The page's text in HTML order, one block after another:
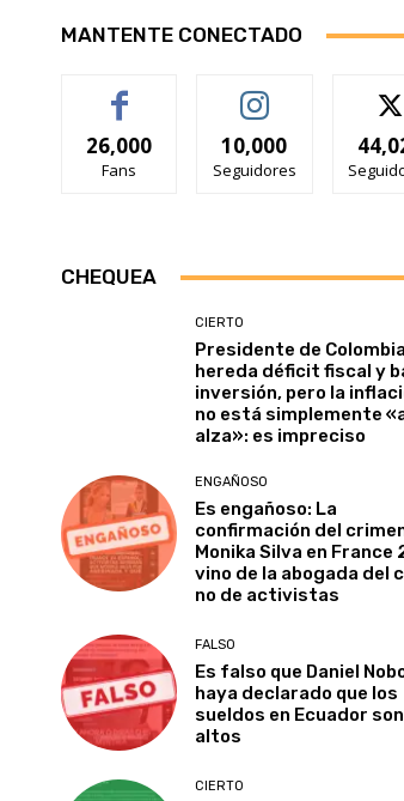
MANTENTE CONECTADO
26,000
Fans
10,000
Seguidores
CHEQUEA
CIERTO
Presidente de Colombia
hereda déficit fiscal y
inversión, pero la
no está simplemente
alza»: es impreciso
ENGAÑOSO
Es engañoso: La
confirmación del
Monika Silva en France
vino de la abogada del
no de activistas
FALSO
Es falso que Daniel
haya declarado que los
sueldos en Ecuador
altos
CIERTO